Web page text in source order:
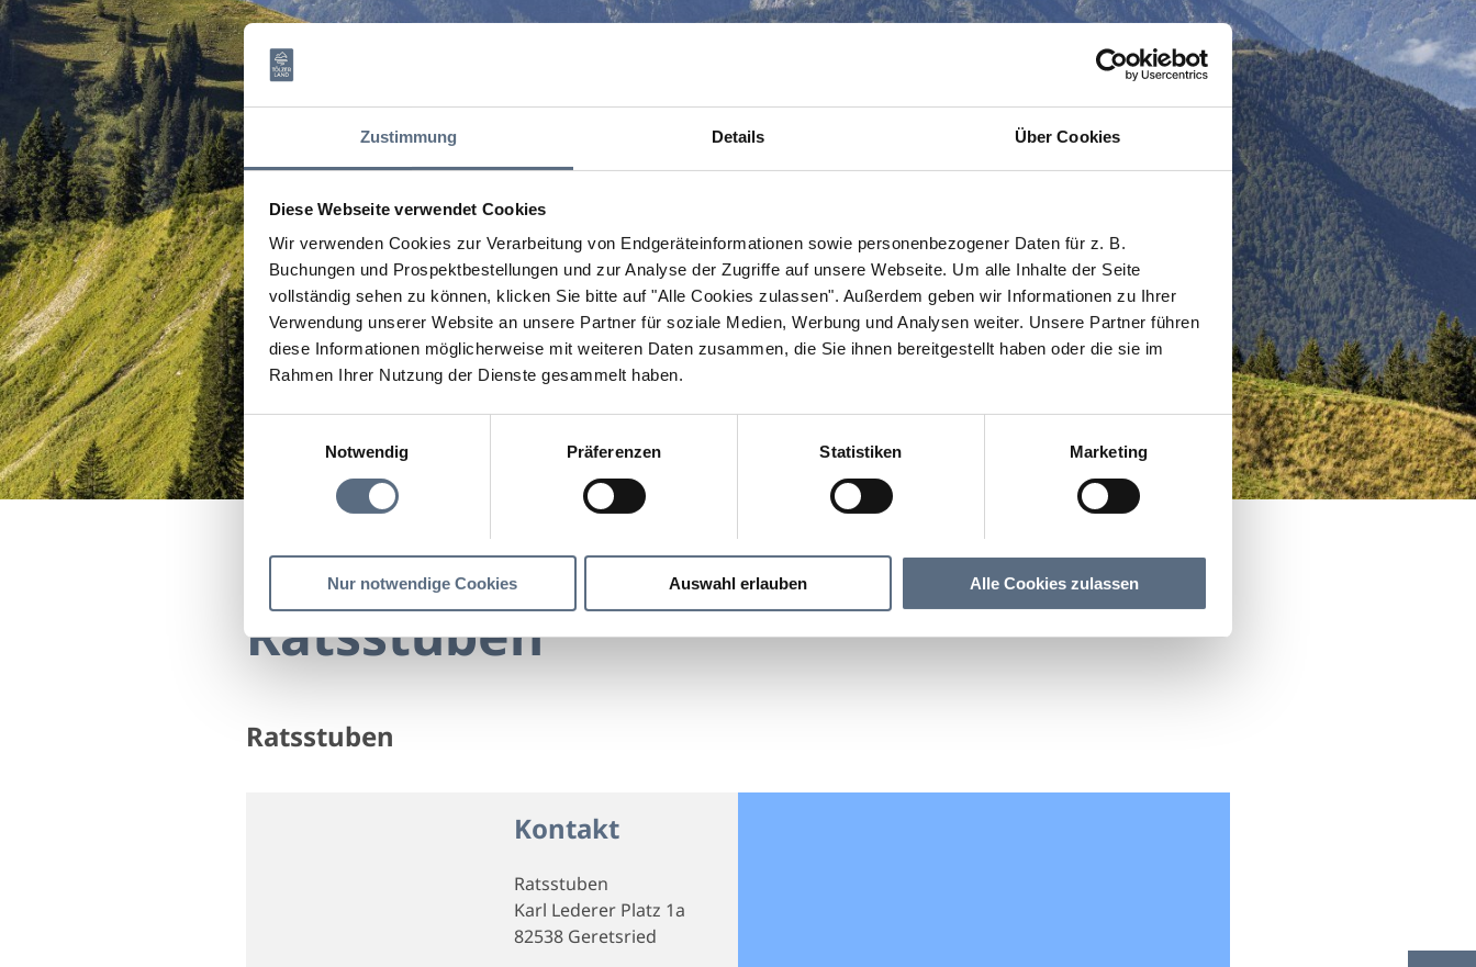
Zustimmung Details Über Cookies
Diese Webseite verwendet Cookies
Wir verwenden Cookies zur Verarbeitung von Endgeräteinformationen sowie personenbezogener Daten für z. B.
Buchungen und Prospektbestellungen und zur Analyse der Zugriffe auf unsere Webseite. Um alle Inhalte der Seite
vollständig sehen zu können, klicken Sie bitte auf "Alle Cookies zulassen". Außerdem geben wir Informationen zu Ihrer
Verwendung unserer Website an unsere Partner für soziale Medien, Werbung und Analysen weiter. Unsere Partner führen
diese Informationen möglicherweise mit weiteren Daten zusammen, die Sie ihnen bereitgestellt haben oder die sie im
Rahmen Ihrer Nutzung der Dienste gesammelt haben.
Einwilligungsauswahl
Notwendig
Präferenzen Statistiken Marketing
Nur notwendige Cookies Auswahl erlauben Alle Cookies zulassen
Ratsstuben
Ratsstuben
Kontakt
Ratsstuben
Karl Lederer Platz 1a
82538 Geretsried